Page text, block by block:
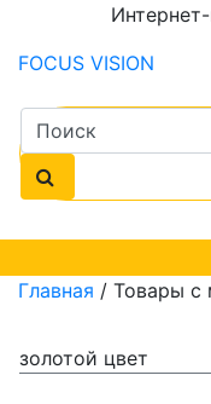
FOCUS VISION
Главная / Товары с
золотой цвет